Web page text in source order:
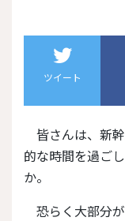
ツイート
皆さんは、新幹線をビジネスで利用しながら、効率
的な時間を過ご
か。
恐らく大部分